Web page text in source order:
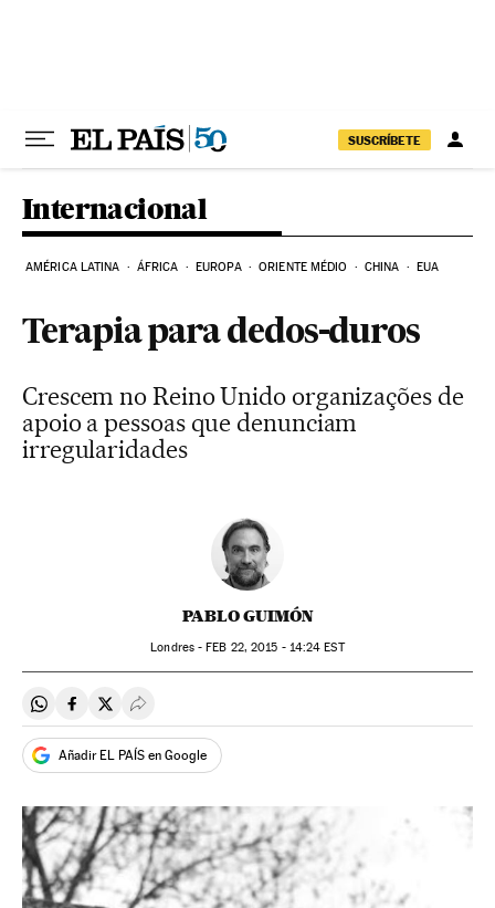
SUSCRÍBETE
Internacional
AMÉRICA LATINA ÁFRICA EUROPA ORIENTE MÉDIO CHINA EUA
Terapia para dedos-duros
Crescem no Reino Unido organizações de
apoio a pessoas que denunciam
irregularidades
PABLO GUIMÓN
Londres -FEB 22, 2015 - 14:24 EST
Compartir en Whatsapp
Compartir en Facebook
Compartir en Twitter
Desplegar Redes Sociales
Añadir EL PAÍS en Google